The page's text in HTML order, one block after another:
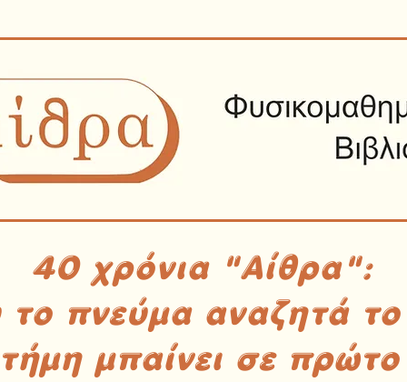
40 χρόνια "Αίθρα":
το πνεύμα αναζητά
μπαίνει σε